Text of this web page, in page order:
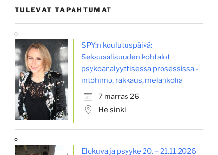
New
insights
psychoanalytic
theories
of
early
interaction”
TULEVAT TAPAHTUMAT
SPY:n koulutuspäivä:
Seksuaalisuuden kohtalot
psykoanalyyttisessa prosessissa -
intohimo, rakkaus, melankolia
7 marras 26
Helsinki
Elokuva ja psyyke 20. – 21.11.2026